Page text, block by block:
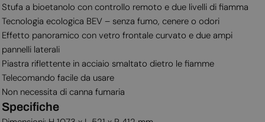
Stufa a bioetanolo con controllo remoto e due livelli di fiamma
Tecnologia ecologica BEV – senza fumo, cenere o odori
Effetto panoramico con vetro frontale curvato e due ampi
pannelli laterali
Piastra riflettente in acciaio smaltato dietro le fiamme
Telecomando facile da usare
Non necessita di canna fumaria
Specifiche